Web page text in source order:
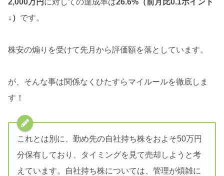
2,000万円 に対しての達成率は26.6%（前月比0.1ポイント
↓） です。
株安の煽りを受けて先月から評価額を落としています。
が、そんな事は関係なくひたすらマイルールを徹底しま
す！
これとは別に、勤め先の自社持ち株をおよそ50万円
分保有しており、タイミングを見て売却しようと考
えています。自社持ち株については、管理が煩雑に